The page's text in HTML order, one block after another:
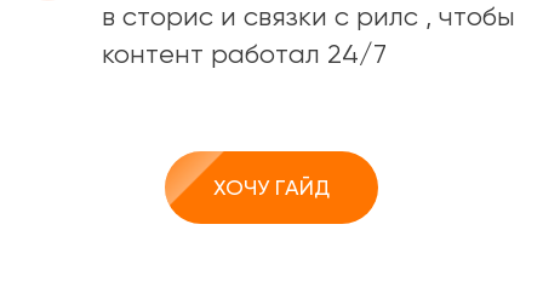
в сторис и связки с рилс , чтобы
контент работал 24/7
ХОЧУ ГАЙД